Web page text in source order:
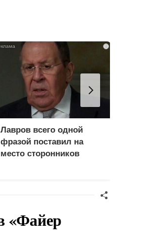
i
Лавров всего одной
фразой поставил на
место сторонников
«Файер